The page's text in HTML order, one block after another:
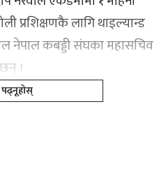
प्रशिक्षणकै लागि थाइल्यान्ड
नेपाल कबड्डी संघका महासचिव
।
पढ्नूहोस्